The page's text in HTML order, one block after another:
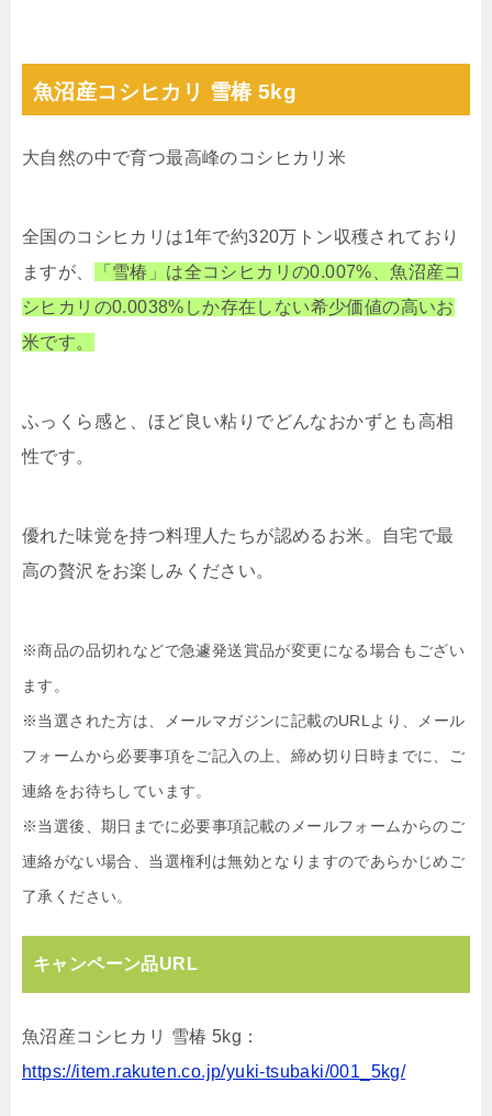
魚沼産コシヒカリ 雪椿 5kg
大自然の中で育つ最高峰のコシヒカリ米
全国のコシヒカリは1年で約320万トン収穫されており
ますが、
「雪椿」は全コシヒカリの0.007%、魚沼産コ
シヒカリの0.0038%しか存在しない希少価値の高いお
米です。
ふっくら感と、ほど良い粘りでどんなおかずとも高相
性です。
優れた味覚を持つ料理人たちが認めるお米。自宅で最
高の贅沢をお楽しみください。
※商品の品切れなどで急遽発送賞品が変更になる場合もござい
ます。
※当選された方は、メールマガジンに記載のURLより、メール
フォームから必要事項をご記入の上、締め切り日時までに、ご
連絡をお待ちしています。
※当選後、期日までに必要事項記載のメールフォームからのご
連絡がない場合、当選権利は無効となりますのであらかじめご
了承ください。
キャンペーン品URL
魚沼産コシヒカリ 雪椿 5kg：
https://item.rakuten.co.jp/yuki-tsubaki/001_5kg/